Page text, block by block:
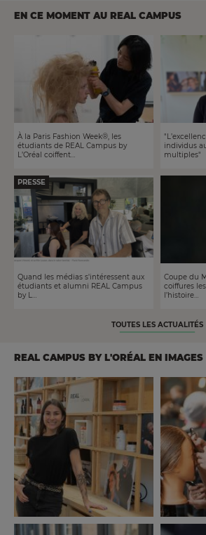
EN CE MOMENT AU REAL CAMPUS
À la Paris Fashion Week®, les
étudiants de REAL Campus by
L’Oréal coiffent…
individus
multiples"
PRESSE
Quand les médias s'intéressent aux
étudiants et alumni REAL Campus
by L…
Coupe du
coiffures
l’histoire…
TOUTES LES ACTUALITÉS
REAL CAMPUS BY L'ORÉAL EN IMAGES
Image
Image Image